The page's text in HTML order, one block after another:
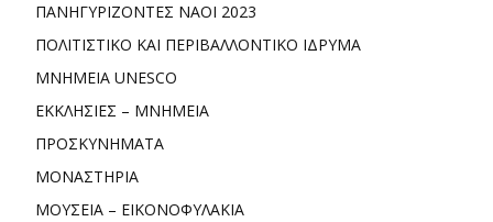
ΠΑΝΗΓΥΡΙΖΟΝΤΕΣ ΝΑΟΙ 2023
ΠΟΛΙΤΙΣΤΙΚΟ ΚΑΙ ΠΕΡΙΒΑΛΛΟΝΤΙΚΟ ΙΔΡΥΜΑ
ΜΝΗΜΕΙΑ UNESCO
ΕΚΚΛΗΣΙΕΣ – ΜΝΗΜΕΙΑ
ΠΡΟΣΚΥΝΗΜΑΤΑ
ΜΟΝΑΣΤΗΡΙΑ
ΜΟΥΣΕΙΑ – ΕΙΚΟΝΟΦΥΛΑΚΙΑ